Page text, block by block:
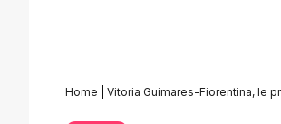
Home Vitoria Guimares-Fiorentina, le